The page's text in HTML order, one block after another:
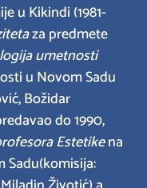
u Kikindi (1981-
za predmete
umetnosti
u Novom Sadu
Božidar
do 1990,
Estetikena